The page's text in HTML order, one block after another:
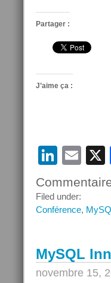
Partager :
J’aime ça :
Filed under:
Conférence,
MySQL
novembre 15,